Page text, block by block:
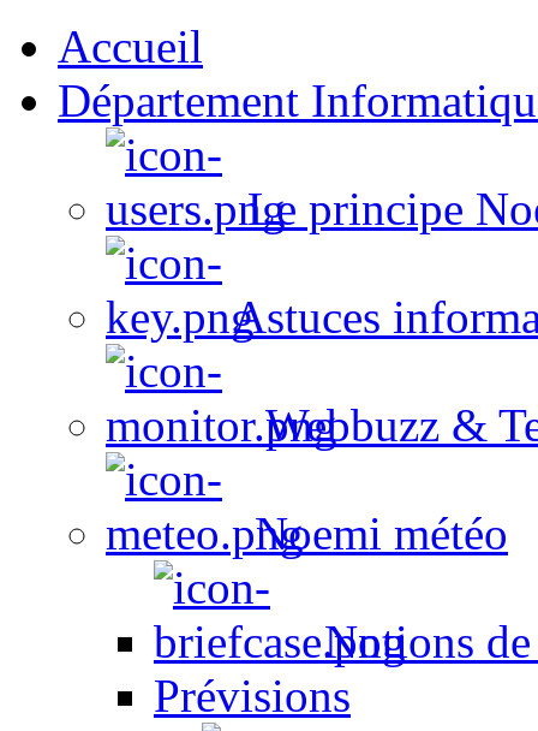
Accueil
Département
Le principe
Astuces
Webbuzz &
Noemi météo
Notions
Prévisions